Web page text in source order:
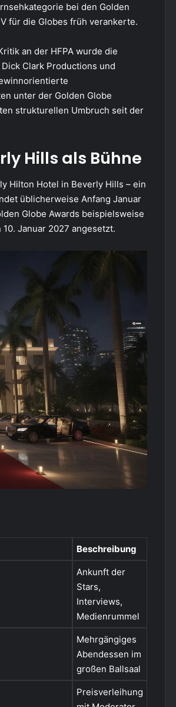
bei den Golden
für die Globes früh verankerte.
an der HFPA wurde die
Clark Productions und
unter der Golden Globe
strukturellen Umbruch seit der
Hills als Bühne
Hilton Hotel in Beverly Hills – ein
üblicherweise Anfang Januar
Globe Awards beispielsweise
Januar 2027 angesetzt.
Beschreibung
Ankunft der
Stars,
Interviews,
Medienrummel
Mehrgängiges
Abendessen im
großen Ballsaal
Preisverleihung